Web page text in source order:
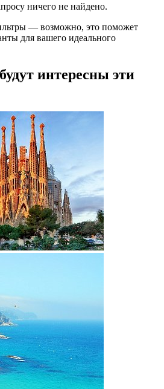
ничего не найдено.
— возможно, это поможет
для вашего идеального
интересны эти